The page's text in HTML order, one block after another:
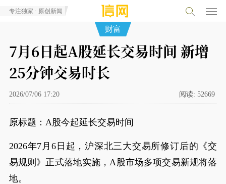
专注独家 · 原创新闻
财富
7月6日起A股延长交易时间 新增
25分钟交易时长
2026/07/06 17:20 阅读: 52669
原标题：A股今起延长交易时间
2026年7月6日起，沪深北三大交易所修订后的《交
易规则》正式落地实施，A股市场多项交易新规将落
地。